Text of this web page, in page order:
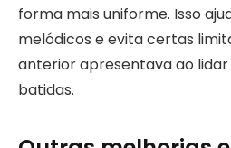
forma mais uniforme. Isso
melódicos e evita certas
anterior apresentava ao
batidas.